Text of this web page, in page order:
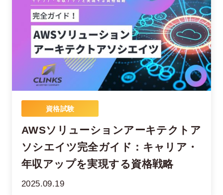
資格試験
AWSソリューションアーキテクトア
ソシエイツ完全ガイド：キャリア・
年収アップを実現する資格戦略
2025.09.19